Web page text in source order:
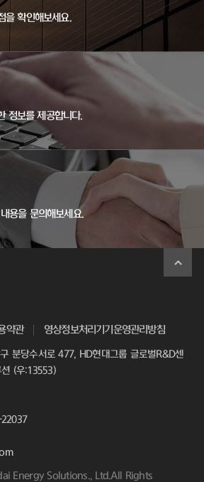
을 확인해보세요.
정보를 제공합니다.
용을 문의해보세요.
약관 영상정보처리기기운영관리방침
분당수서로 477, HD현대그룹 글로벌R&D센
(우:13553)
Energy Solutions., Ltd.All Rights